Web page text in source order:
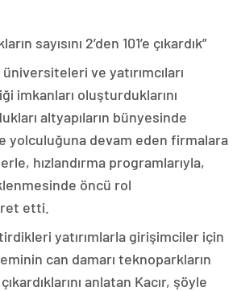
sayısını 2’den 101’e çıkardık”
ve yatırımcıları
imkanları oluşturduklarını
altyapıların bünyesinde
yolculuğuna devam eden firmalara
hızlandırma programlarıyla,
öncü rol
etti.
yatırımlarla girişimciler için
can damarı teknoparkların
çıkardıklarını anlatan Kacır, şöyle